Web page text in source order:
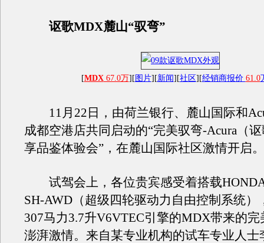
讴歌MDX麓山“驭弯”
[MDX67.0万][ 图片][新闻][社区][经销商报价 61.0
11月22日，由荷兰银行、麓山国际和
成都空港店共同启动的“完美驭弯-Acura（
享品鉴体验会”，在麓山国际社区激情开启。
试驾会上，各位贵宾感受着搭载
SH-AWD（超级四轮驱动力自由控制系统）
307马力3.7升V6VTEC引擎的MDX带来的
澎湃激情。来自某专业机构的试车专业人士